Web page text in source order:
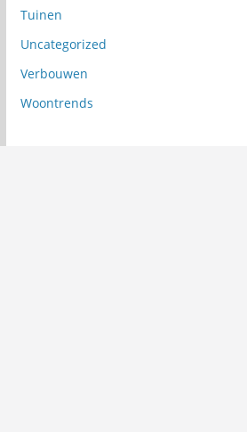
Tuinen
Uncategorized
Verbouwen
Woontrends